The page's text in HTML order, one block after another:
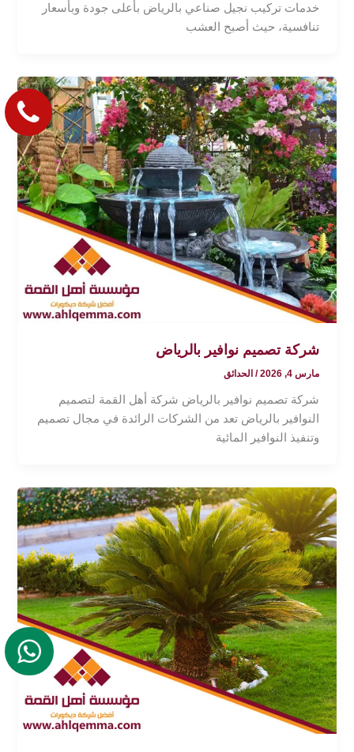
خدمات تركيب نجيل صناعي بالرياض بأعلى جودة وبأسعار
تنافسية، حيث أصبح العشب
شركة تصميم نوافير بالرياض
مارس 4, 2026 / الحدائق
شركة تصميم نوافير بالرياض شركة أهل القمة لتصميم
النوافير بالرياض تعد من الشركات الرائدة في مجال تصميم
وتنفيذ النوافير المائية